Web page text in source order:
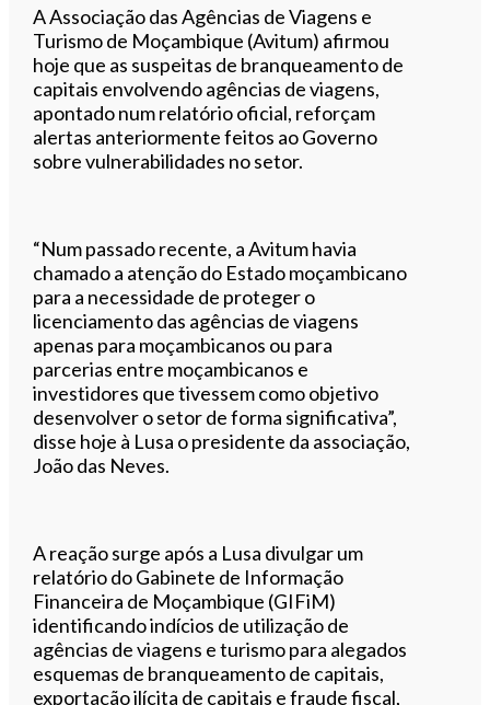
Ouvir este artigo
A Associação das Agências de Viagens e
Turismo de Moçambique (Avitum) afirmou
hoje que as suspeitas de branqueamento de
capitais envolvendo agências de viagens,
apontado num relatório oficial, reforçam
alertas anteriormente feitos ao Governo
sobre vulnerabilidades no setor.
“Num passado recente, a Avitum havia
chamado a atenção do Estado moçambicano
para a necessidade de proteger o
licenciamento das agências de viagens
apenas para moçambicanos ou para
parcerias entre moçambicanos e
investidores que tivessem como objetivo
desenvolver o setor de forma significativa”,
disse hoje à Lusa o presidente da associação,
João das Neves.
A reação surge após a Lusa divulgar um
relatório do Gabinete de Informação
Financeira de Moçambique (GIFiM)
identificando indícios de utilização de
agências de viagens e turismo para alegados
esquemas de branqueamento de capitais,
exportação ilícita de capitais e fraude fiscal,